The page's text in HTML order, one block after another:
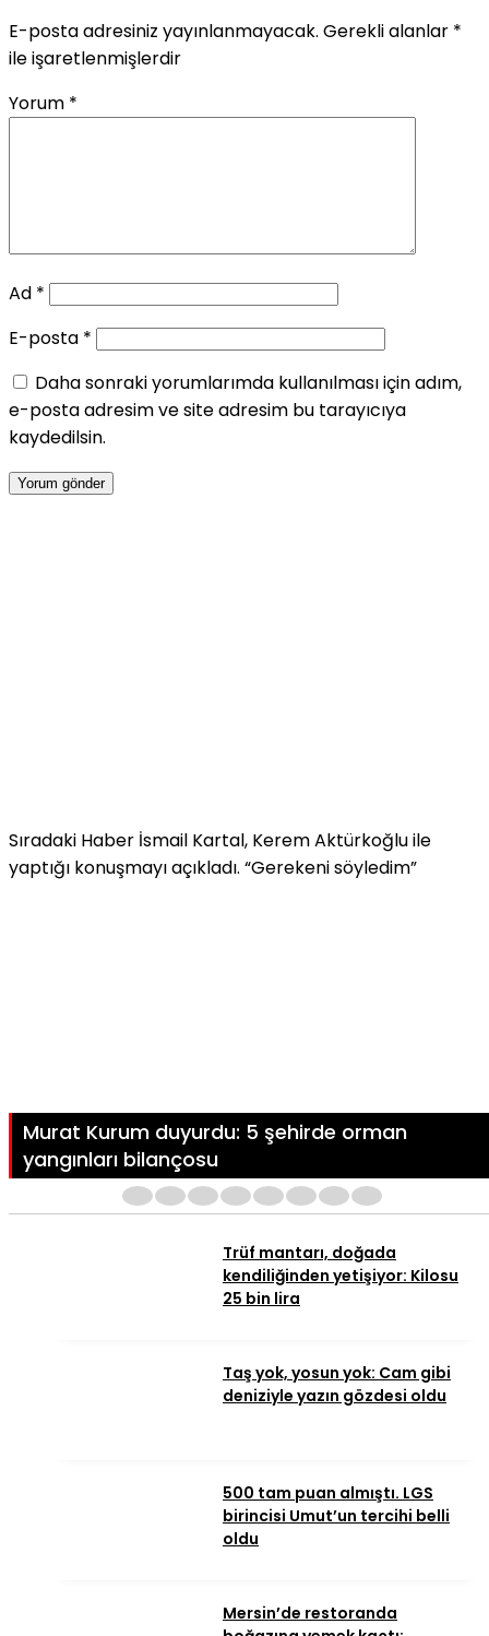
E-posta adresiniz yayınlanmayacak. Gerekli alanlar *
ile işaretlenmişlerdir
Yorum *
Ad *
E-posta *
Daha sonraki yorumlarımda kullanılması için adım,
e-posta adresim ve site adresim bu tarayıcıya
kaydedilsin.
Sıradaki Haber İsmail Kartal, Kerem Aktürkoğlu ile
yaptığı konuşmayı açıkladı. “Gerekeni söyledim”
Murat Kurum duyurdu: 5 şehirde orman
yangınları bilançosu
Trüf mantarı, doğada
kendiliğinden yetişiyor: Kilosu
25 bin lira
Taş yok, yosun yok: Cam gibi
deniziyle yazın gözdesi oldu
500 tam puan almıştı. LGS
birincisi Umut’un tercihi belli
oldu
Mersin’de restoranda